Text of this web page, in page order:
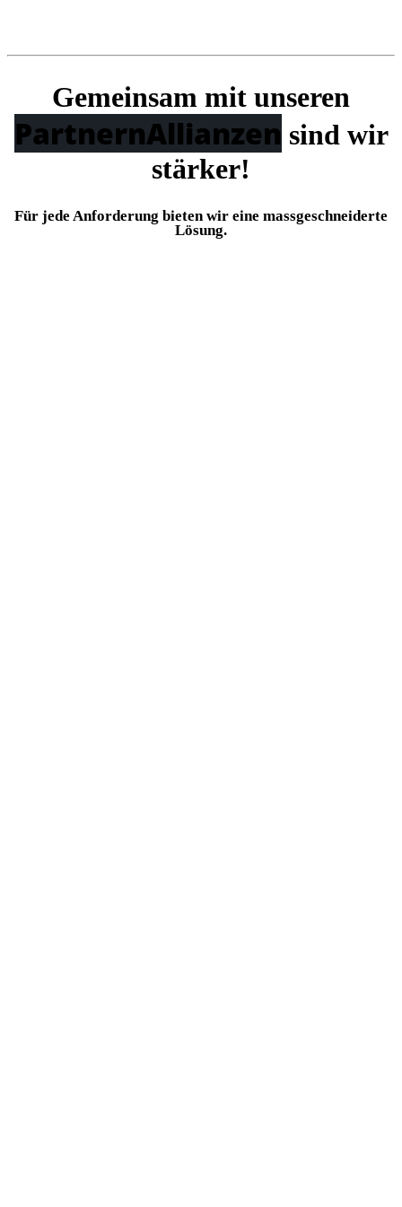
Gemeinsam mit unseren
PartnernAllianzen sind wir
stärker!
Für jede Anforderung bieten wir eine massgeschneiderte
Lösung.